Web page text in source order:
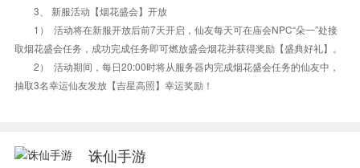
3、 新服活动【烟花盛会】开放
1） 活动将在新服开放后前7天开启，仙友每天可在庙会NPC“朵一”处接
取烟花盛会任务，成功完成任务即可燃放盛会烟花并获得奖励【盛典好礼】。
2） 活动期间，每日20:00时将从服务器内完成烟花盛会任务的仙友中，
抽取3名幸运仙友发放【吉星高照】幸运奖励！
诛仙手游